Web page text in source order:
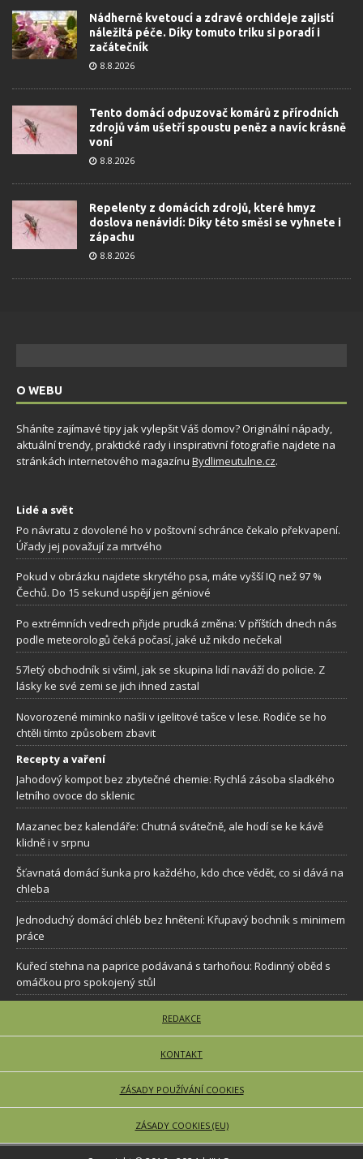
Nádherně kvetoucí a zdravé orchideje zajistí
náležitá péče. Díky tomuto triku si poradí i
začátečník
8.8.2026
Tento domácí odpuzovač komárů z přírodních
zdrojů vám ušetří spoustu peněz a navíc krásně
voní
8.8.2026
Repelenty z domácích zdrojů, které hmyz
doslova nenávidí: Díky této směsi se vyhnete i
zápachu
8.8.2026
O WEBU
Sháníte zajímavé tipy jak vylepšit Váš domov? Originální nápady,
aktuální trendy, praktické rady i inspirativní fotografie najdete na
stránkách internetového magazínu Bydlimeutulne.cz.
Lidé a svět
Po návratu z dovolené ho v poštovní schránce čekalo překvapení.
Úřady jej považují za mrtvého
Pokud v obrázku najdete skrytého psa, máte vyšší IQ než 97 %
Čechů. Do 15 sekund uspějí jen géniové
Po extrémních vedrech přijde prudká změna: V příštích dnech nás
podle meteorologů čeká počasí, jaké už nikdo nečekal
57letý obchodník si všiml, jak se skupina lidí naváží do policie. Z
lásky ke své zemi se jich ihned zastal
Novorozené miminko našli v igelitové tašce v lese. Rodiče se ho
chtěli tímto způsobem zbavit
Recepty a vaření
Jahodový kompot bez zbytečné chemie: Rychlá zásoba sladkého
letního ovoce do sklenic
Mazanec bez kalendáře: Chutná svátečně, ale hodí se ke kávě
klidně i v srpnu
Šťavnatá domácí šunka pro každého, kdo chce vědět, co si dává na
chleba
Jednoduchý domácí chléb bez hnětení: Křupavý bochník s minimem
práce
Kuřecí stehna na paprice podávaná s tarhoňou: Rodinný oběd s
omáčkou pro spokojený stůl
REDAKCE
KONTAKT
ZÁSADY POUŽÍVÁNÍ COOKIES
ZÁSADY COOKIES (EU)